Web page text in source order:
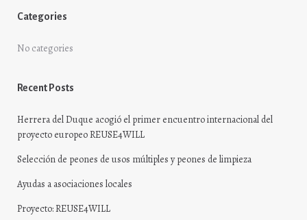
Categories
No categories
Recent Posts
Herrera del Duque acogió el primer encuentro internacional del
proyecto europeo REUSE4WILL
Selección de peones de usos múltiples y peones de limpieza
Ayudas a asociaciones locales
Proyecto: REUSE4WILL